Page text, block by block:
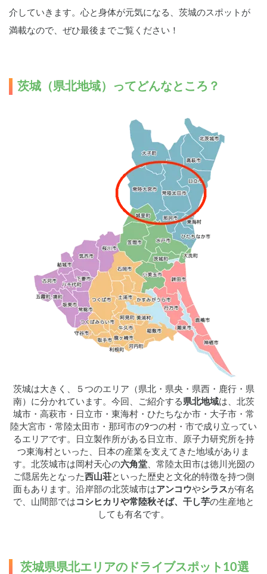
介していきます。心と身体が元気になる、茨城のスポットが
満載なので、ぜひ最後までご覧ください！
茨城（県北地域）ってどんなところ？
茨城は大きく、５つのエリア（県北・県央・県西・鹿行・県
南）に分かれています。今回、ご紹介する 県北地域は、北茨
城市・高萩市・日立市・東海村・ひたちなか市・大子市・常
陸大宮市・常陸太田市・那珂市の9つの村・市で成り立ってい
るエリアです。日立製作所がある日立市、原子力研究所を持
つ東海村といった、日本の産業を支えてきた地域がありま
す。北茨城市は岡村天心の六角堂、常陸太田市は徳川光圀の
ご隠居先となった西山荘といった歴史と文化的特徴を持つ側
面もあります。沿岸部の北茨城市はアンコウやシラスが有名
で、山間部では コシヒカリや常陸秋そば、干し芋の生産地と
しても有名です。
茨城県県北エリアのドライブスポット10選